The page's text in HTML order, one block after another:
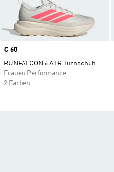
Price
€ 60
RUNFALCON 6 ATR Turnschuh
Frauen Performance
2 Farben